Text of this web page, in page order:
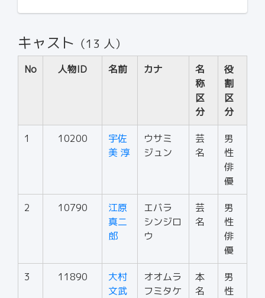
キャスト （13 人）
No 人物ID 名前 カナ
名
称
区
分
役
割
区
分
1 10200
宇佐
美 淳
ウサミ
ジュン
芸
名
男
性
俳
優
2 10790
江原
真二
郎
エバラ
シンジロ
ウ
芸
名
男
性
俳
優
3 11890
大村
文武
オオムラ
フミタケ
本
名
男
性